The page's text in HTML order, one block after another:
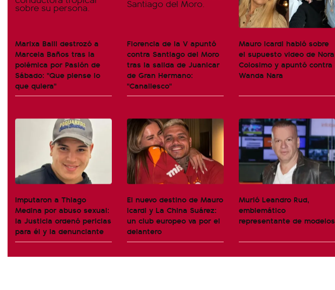
Marixa Balli destrozó a
Marcela Baños tras la
polémica por Pasión de
Sábado: "Que piense lo
que quiera"
Florencia de la V apuntó
contra Santiago del Moro
tras la salida de Juanicar
de Gran Hermano:
"Canallesco"
Mauro Icardi habló sobre
el supuesto video de Nora
Colosimo y apuntó contra
Wanda Nara
Imputaron a Thiago
Medina por abuso sexual:
la Justicia ordenó pericias
para él y la denunciante
El nuevo destino de Mauro
Icardi y La China Suárez:
un club europeo va por el
delantero
Murió Leandro Rud,
emblemático
representante de modelos